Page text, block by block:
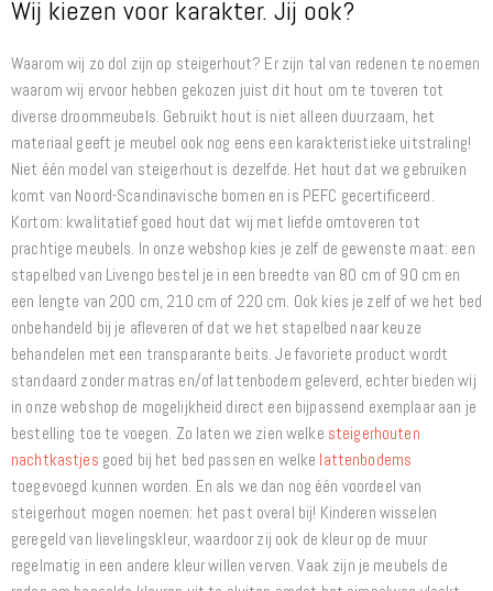
Wij kiezen voor karakter. Jij ook?
Waarom wij zo dol zijn op steigerhout? Er zijn tal van redenen te noemen
waarom wij ervoor hebben gekozen juist dit hout om te toveren tot
diverse droommeubels. Gebruikt hout is niet alleen duurzaam, het
materiaal geeft je meubel ook nog eens een karakteristieke uitstraling!
Niet één model van steigerhout is dezelfde. Het hout dat we gebruiken
komt van Noord-Scandinavische bomen en is PEFC gecertificeerd.
Kortom: kwalitatief goed hout dat wij met liefde omtoveren tot
prachtige meubels. In onze webshop kies je zelf de gewenste maat: een
stapelbed van Livengo bestel je in een breedte van 80 cm of 90 cm en
een lengte van 200 cm, 210 cm of 220 cm. Ook kies je zelf of we het bed
onbehandeld bij je afleveren of dat we het stapelbed naar keuze
behandelen met een transparante beits. Je favoriete product wordt
standaard zonder matras en/of lattenbodem geleverd, echter bieden wij
in onze webshop de mogelijkheid direct een bijpassend exemplaar aan je
bestelling toe te voegen. Zo laten we zien welke steigerhouten
nachtkastjes goed bij het bed passen en welke lattenbodems
toegevoegd kunnen worden. En als we dan nog één voordeel van
steigerhout mogen noemen: het past overal bij! Kinderen wisselen
geregeld van lievelingskleur, waardoor zij ook de kleur op de muur
regelmatig in een andere kleur willen verven. Vaak zijn je meubels de